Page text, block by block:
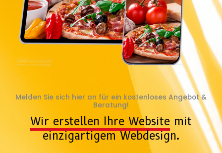
Melden Sie sich hier an für ein kostenloses Angebot &
Beratung!
Wir erstellen Ihre Website mit
einzigartigem Webdesign.